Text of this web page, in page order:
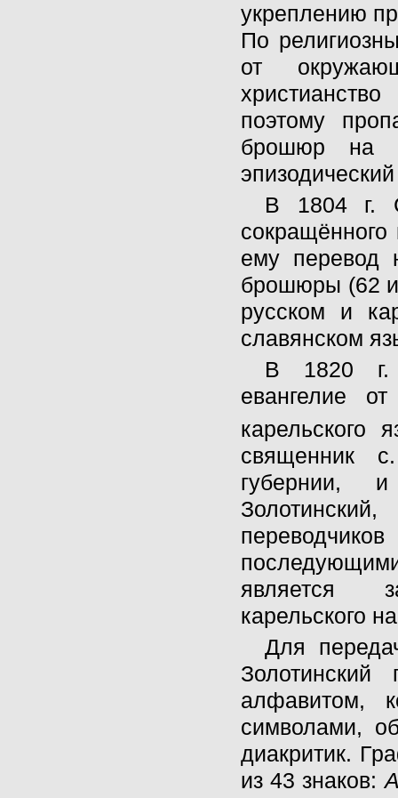
укреплению
По
от
поэтому
брошюр на
В 1804 г.
сокращённого
ему перевод
брошюры (62 и
русском и
славянском
В 1820 г.
евангелие
карельского
священник
губернии,
является
карельского
Для
алфавитом,
символами,
диакритик.
из 43 знаков: